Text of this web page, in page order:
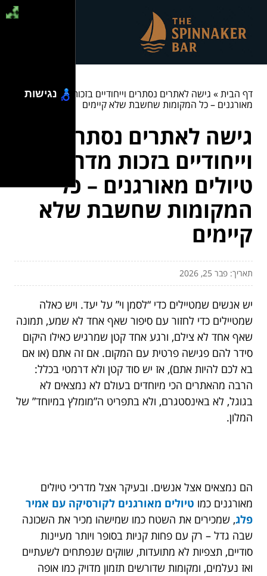
דף הבית» גישה לאתרים נסתרים וייחודיים בזכות מדריכי טיולים
מאורגנים – כל המקומות שחשבת שלא קיימים
גישה לאתרים נסתרים
וייחודיים בזכות מדריכי
טיולים מאורגנים – כל
המקומות שחשבת שלא
קיימים
תאריך: פבר 25, 2026
יש אנשים שמטיילים כדי “לסמן וי” על יעד. ויש כאלה
שמטיילים כדי לחזור עם סיפור שאף אחד לא שמע, תמונה
שאף אחד לא צילם, ורגע אחד קטן שמרגיש כאילו היקום
סידר להם פגישה פרטית עם המקום. אם זה אתם (או אם
בא לכם להיות אתם), אז יש סוד קטן ולא דרמטי בכלל:
הרבה מהאתרים הכי מיוחדים בעולם לא נמצאים לא
בגוגל, לא באינסטגרם, ולא בתפריט ה”מומלץ במיוחד” של
המלון.
הם נמצאים אצל אנשים. ובעיקר אצל מדריכי טיולים
מאורגנים כמו טיולים מאורגנים לקורסיקה עם אמיר
פלג, שמכירים את השטח כמו שמישהו מכיר את השכונה
שבה גדל – רק עם פחות קניות בסופר ויותר מעיינות
סודיים, תצפיות לא מתועדות, שווקים שנפתחים לשעתיים
ואז נעלמים, ומקומות שדורשים תזמון מדויק כמו אופה
נגישות